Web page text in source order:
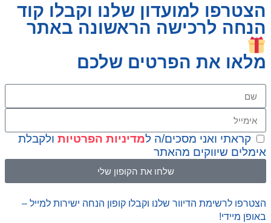
הצטרפו למועדון שלנו וקבלו קוד
הנחה לרכישה הראשונה באתר
מלאו את הפרטים שלכם
קראתי ואני מסכים/ה למדיניות הפרטיות ולקבלת
אימלים שיווקים מהאתר
שלחו את הקופון שלי
הצטרפו לרשימת הדיוור שלנו וקבלו קופון הנחה ישירות למייל –
באופן מיידי!